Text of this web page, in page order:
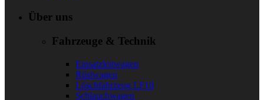
Über uns
Fahrzeuge & Technik
Einsatzleitwagen
Rüstwagen
Löschfahrzeug LF10
Schlauchwagen